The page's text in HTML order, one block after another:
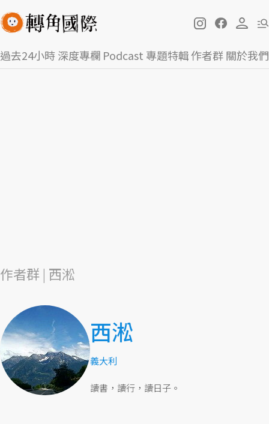
過去24小時深度專欄 Podcast 專題特輯作者群關於我們
作者群 | 西淞
西淞
義大利
讀書，讀行，讀日子。